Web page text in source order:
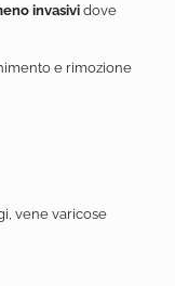
invasividove
e rimozione
vene varicose